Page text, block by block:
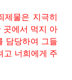
제물은 지극히
곳에서 먹지 아
담당하여 그들
고 너희에게 주